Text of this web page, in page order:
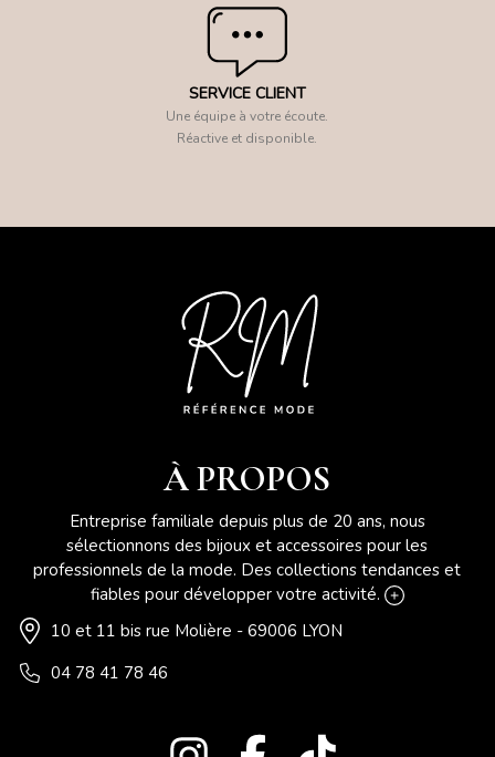
SERVICE CLIENT
Une équipe à votre écoute.
Réactive et disponible.
À PROPOS
Entreprise familiale depuis plus de 20 ans, nous
sélectionnons des bijoux et accessoires pour les
professionnels de la mode. Des collections tendances et
fiables pour développer votre activité.
10 et 11 bis rue Molière - 69006 LYON
04 78 41 78 46